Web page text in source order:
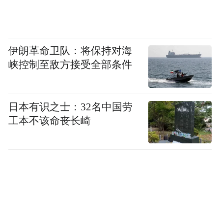
伊朗革命卫队：将保持对海
峡控制至敌方接受全部条件
日本有识之士：32名中国劳
工本不该命丧长崎